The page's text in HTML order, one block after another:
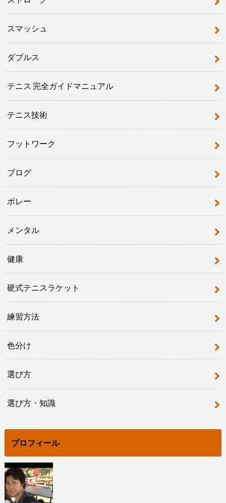
スマッシュ
ダブルス
テニス 完全ガイドマニュアル
テニス技術
フットワーク
ブログ
ボレー
メンタル
健康
硬式テニスラケット
練習方法
色分け
選び方
選び方・知識
プロフィール